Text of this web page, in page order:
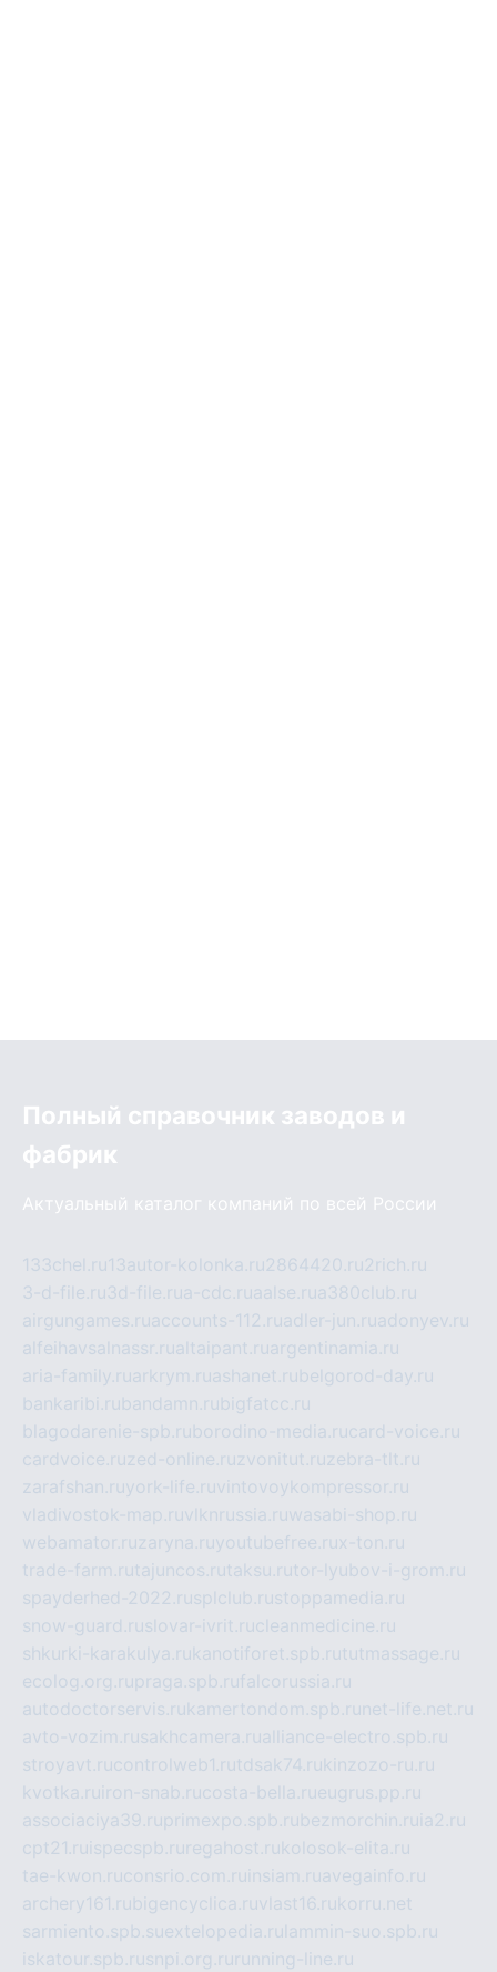
Полный справочник заводов и
фабрик
Актуальный каталог компаний по всей России
133chel.ru13autor-kolonka.ru2864420.ru2rich.ru
3-d-file.ru3d-file.rua-cdc.ruaalse.rua380club.ru
airgungames.ruaccounts-112.ruadler-jun.ruadonyev.ru
alfeihavsalnassr.rualtaipant.ruargentinamia.ru
aria-family.ruarkrym.ruashanet.rubelgorod-day.ru
bankaribi.rubandamn.rubigfatcc.ru
blagodarenie-spb.ruborodino-media.rucard-voice.ru
cardvoice.ruzed-online.ruzvonitut.ruzebra-tlt.ru
zarafshan.ruyork-life.ruvintovoykompressor.ru
vladivostok-map.ruvlknrussia.ruwasabi-shop.ru
webamator.ruzaryna.ruyoutubefree.rux-ton.ru
trade-farm.rutajuncos.rutaksu.rutor-lyubov-i-grom.ru
spayderhed-2022.rusplclub.rustoppamedia.ru
snow-guard.ruslovar-ivrit.rucleanmedicine.ru
shkurki-karakulya.rukanotiforet.spb.rututmassage.ru
ecolog.org.rupraga.spb.rufalcorussia.ru
autodoctorservis.rukamertondom.spb.ru net-life.net.ru
avto-vozim.rusakhcamera.rualliance-electro.spb.ru
stroyavt.rucontrolweb1.rutdsak74.rukinzozo-ru.ru
kvotka.ru iron-snab.rucosta-bella.rueugrus.pp.ru
associaciya39.ruprimexpo.spb.rubezmorchin.ru ia2.ru
cpt21.ru ispecspb.ru regahost.rukolosok-elita.ru
tae-kwon.ruconsrio.com.ru insiam.ruavegainfo.ru
archery161.rubigencyclica.ruvlast16.rukorru.net
sarmiento.spb.suextelopedia.ru lammin-suo.spb.ru
iskatour.spb.rusnpi.org.ru running-line.ru